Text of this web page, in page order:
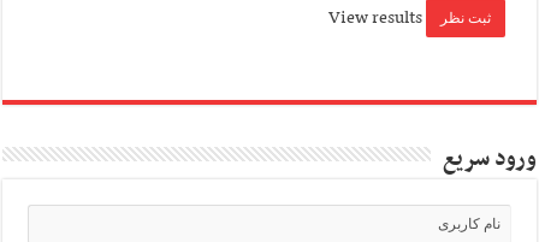
View results
ورود سریع